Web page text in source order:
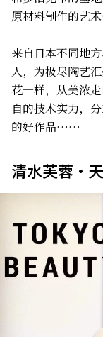
原材料制作的艺
来自日本不同地
人，为极尽陶艺
花一样，从美浓
自的技术实力，
的好作品……
清水芙蓉・